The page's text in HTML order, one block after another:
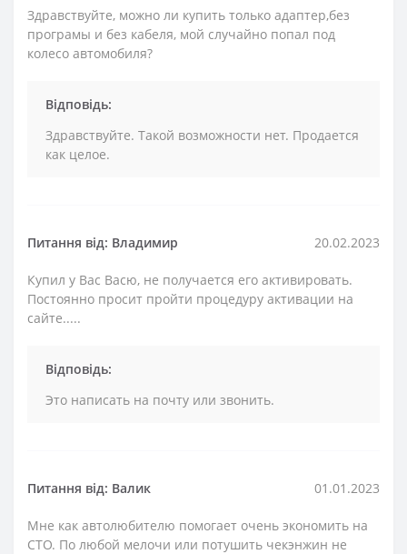
Здравствуйте, можно ли купить только адаптер,без
програмы и без кабеля, мой случайно попал под
колесо автомобиля?
Відповідь:
Здравствуйте. Такой возможности нет. Продается
как целое.
Питання від: Bладимир 20.02.2023
Купил у Вас Васю, не получается его активировать.
Постоянно просит пройти процедуру активации на
сайте.....
Відповідь:
Это написать на почту или звонить.
Питання від: Валик 01.01.2023
Мне как автолюбителю помогает очень экономить на
СТО. По любой мелочи или потушить чекэнжин не